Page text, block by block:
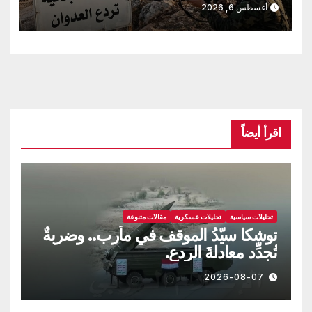
أغسطس 6, 2026
اقرأ أيضاً
تحليلات سياسية تحليلات عسكرية مقالات متنوعة
توشكا سيّدُ الموقف في مأرب.. وضربةٌ
تُجدِّد معادلةَ الردع.
2026-08-07